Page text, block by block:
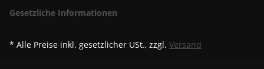
Gesetzliche Informationen
* Alle Preise inkl. gesetzlicher USt., zzgl. Versand